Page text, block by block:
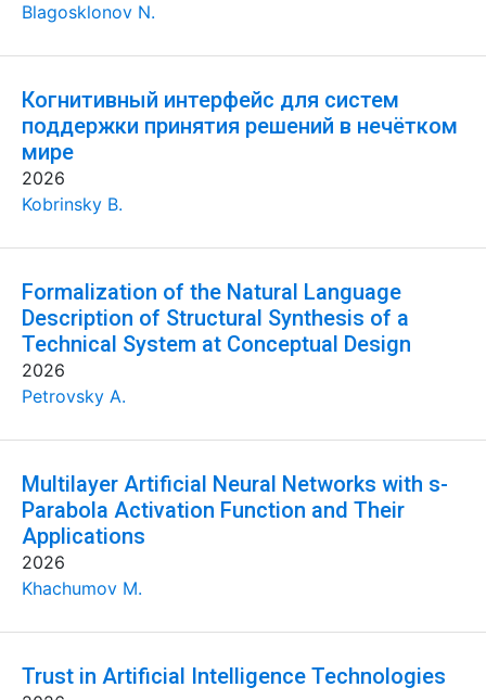
Blagosklonov N.
Когнитивный интерфейс для систем
поддержки принятия решений в нечётком
мире
2026
Kobrinsky B.
Formalization of the Natural Language
Description of Structural Synthesis of a
Technical System at Conceptual Design
2026
Petrovsky A.
Multilayer Artificial Neural Networks with s-
Parabola Activation Function and Their
Applications
2026
Khachumov M.
Trust in Artificial Intelligence Technologies